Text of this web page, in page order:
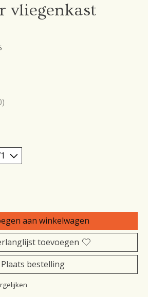
vliegenkast
dit product is
aan winkelwagen
toevoegen
Plaats bestelling